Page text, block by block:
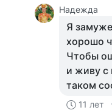
Надежда
Я
хорошо
Чтобы
и живу с
таком
11 лет